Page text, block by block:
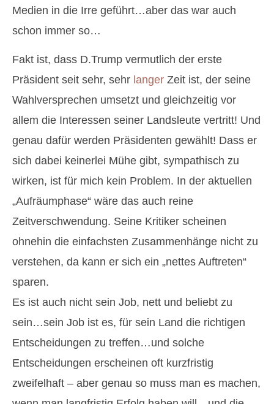
Medien in die Irre geführt…aber das war auch
schon immer so…
Fakt ist, dass D.Trump vermutlich der erste
Präsident seit sehr, sehr langer Zeit ist, der seine
Wahlversprechen umsetzt und gleichzeitig vor
allem die Interessen seiner Landsleute vertritt! Und
genau dafür werden Präsidenten gewählt! Dass er
sich dabei keinerlei Mühe gibt, sympathisch zu
wirken, ist für mich kein Problem. In der aktuellen
„Aufräumphase“ wäre das auch reine
Zeitverschwendung. Seine Kritiker scheinen
ohnehin die einfachsten Zusammenhänge nicht zu
verstehen, da kann er sich ein „nettes Auftreten“
sparen.
Es ist auch nicht sein Job, nett und beliebt zu
sein…sein Job ist es, für sein Land die richtigen
Entscheidungen zu treffen…und solche
Entscheidungen erscheinen oft kurzfristig
zweifelhaft – aber genau so muss man es machen,